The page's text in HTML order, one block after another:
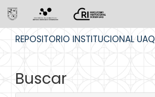
REPOSITORIO INSTITUCIONAL UAQ
Buscar